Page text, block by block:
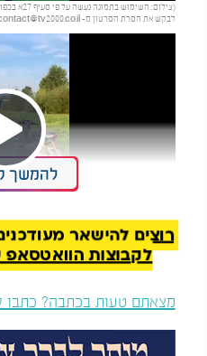
Video
(צילום:
לבקש את הסרת הסרטון מ-
Play
Video
להמשך
רוצים להישאר
לקבוצות הוואטסאפ של
מצאתם טעות בכתבה? כתבו